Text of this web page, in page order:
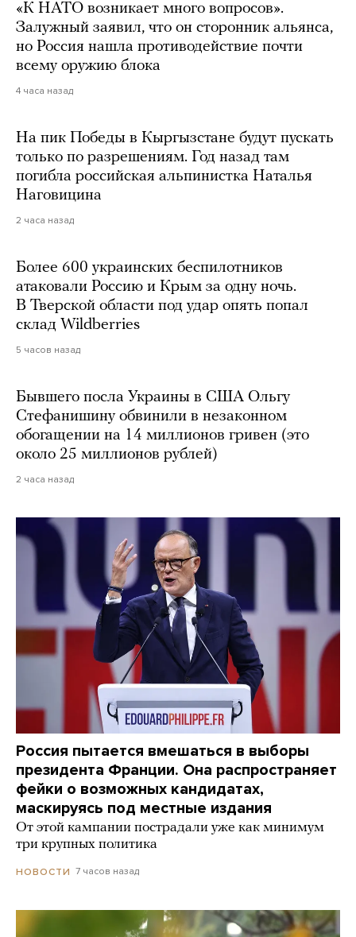
«К НАТО возникает много вопросов».
Залужный заявил, что он сторонник альянса,
но Россия нашла противодействие почти
всему оружию блока
4 часа назад
На пик Победы в Кыргызстане будут пускать
только по разрешениям. Год назад там
погибла российская альпинистка Наталья
Наговицина
2 часа назад
Более 600 украинских беспилотников
атаковали Россию и Крым за одну ночь.
В Тверской области под удар опять попал
склад Wildberries
5 часов назад
Бывшего посла Украины в США Ольгу
Стефанишину обвинили в незаконном
обогащении на 14 миллионов гривен (это
около 25 миллионов рублей)
2 часа назад
Россия пытается вмешаться в выборы
президента Франции. Она распространяет
фейки о возможных кандидатах,
маскируясь под местные издания
От этой кампании пострадали уже как минимум
три крупных политика
НОВОСТИ 7 часов назад